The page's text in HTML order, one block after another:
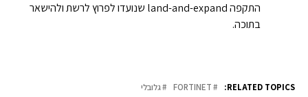
התקפה land-and-expand שנועדו לפרוץ לרשת ולהישאר
בתוכה.
RELATED TOPICS:
FORTINET גלובלי